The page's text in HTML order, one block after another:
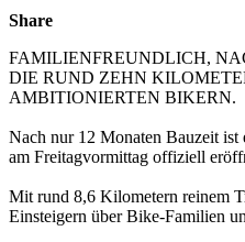
Share
FAMILIENFREUNDLICH,
DIE RUND ZEHN
AMBITIONIERTEN BIKERN.
Nach nur 12 Monaten Bauzeit
am Freitagvormittag offiziell
Mit rund 8,6 Kilometern reinem
Einsteigern über Bike-Familien